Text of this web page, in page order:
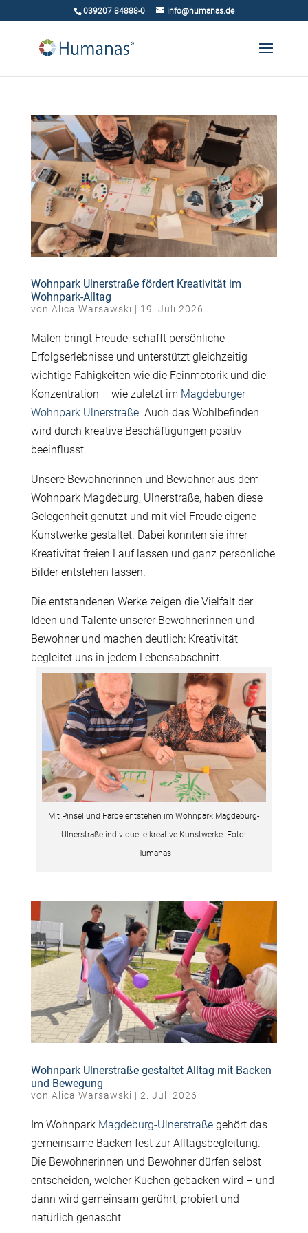
039207 84888-0 info@humanas.de
Wohnpark Ulnerstraße fördert Kreativität im
Wohnpark-Alltag
von Alica Warsawski | 19. Juli 2026
Malen bringt Freude, schafft persönliche
Erfolgserlebnisse und unterstützt gleichzeitig
wichtige Fähigkeiten wie die Feinmotorik und die
Konzentration – wie zuletzt im Magdeburger
Wohnpark Ulnerstraße. Auch das Wohlbefinden
wird durch kreative Beschäftigungen positiv
beeinflusst.
Unsere Bewohnerinnen und Bewohner aus dem
Wohnpark Magdeburg, Ulnerstraße, haben diese
Gelegenheit genutzt und mit viel Freude eigene
Kunstwerke gestaltet. Dabei konnten sie ihrer
Kreativität freien Lauf lassen und ganz persönliche
Bilder entstehen lassen.
Die entstandenen Werke zeigen die Vielfalt der
Ideen und Talente unserer Bewohnerinnen und
Bewohner und machen deutlich: Kreativität
begleitet uns in jedem Lebensabschnitt.
Mit Pinsel und Farbe entstehen im Wohnpark Magdeburg-
Ulnerstraße individuelle kreative Kunstwerke. Foto:
Humanas
Wohnpark Ulnerstraße gestaltet Alltag mit Backen
und Bewegung
von Alica Warsawski | 2. Juli 2026
Im Wohnpark Magdeburg-Ulnerstraßegehört das
gemeinsame Backen fest zur Alltagsbegleitung.
Die Bewohnerinnen und Bewohner dürfen selbst
entscheiden, welcher Kuchen gebacken wird – und
dann wird gemeinsam gerührt, probiert und
natürlich genascht.